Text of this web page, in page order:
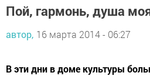
Пой, гармонь, душа
автор, 16 марта 2014 - 06:27
В эти дни в доме культуры